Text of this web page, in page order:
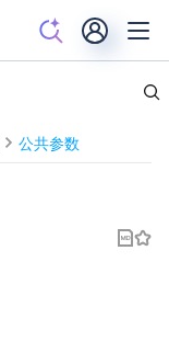
公共参数